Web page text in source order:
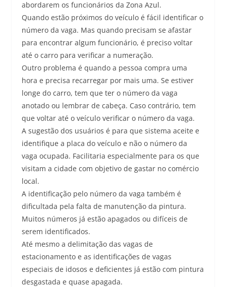
abordarem os funcionários da Zona Azul.
Quando estão próximos do veículo é fácil identificar o
número da vaga. Mas quando precisam se afastar
para encontrar algum funcionário, é preciso voltar
até o carro para verificar a numeração.
Outro problema é quando a pessoa compra uma
hora e precisa recarregar por mais uma. Se estiver
longe do carro, tem que ter o número da vaga
anotado ou lembrar de cabeça. Caso contrário, tem
que voltar até o veículo verificar o número da vaga.
A sugestão dos usuários é para que sistema aceite e
identifique a placa do veículo e não o número da
vaga ocupada. Facilitaria especialmente para os que
visitam a cidade com objetivo de gastar no comércio
local.
A identificação pelo número da vaga também é
dificultada pela falta de manutenção da pintura.
Muitos números já estão apagados ou difíceis de
serem identificados.
Até mesmo a delimitação das vagas de
estacionamento e as identificações de vagas
especiais de idosos e deficientes já estão com pintura
desgastada e quase apagada.